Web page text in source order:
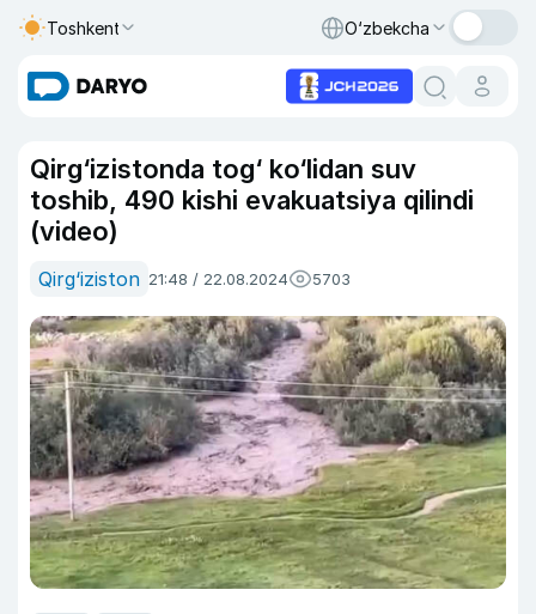
Toshkent O‘zbekcha
Qirg‘izistonda tog‘ ko‘lidan suv
toshib, 490 kishi evakuatsiya qilindi
(video)
Qirg‘iziston 21:48 / 22.08.2024 5703